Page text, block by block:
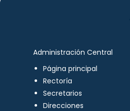
Administración Central
Página principal
Rectoría
Secretarios
Direcciones